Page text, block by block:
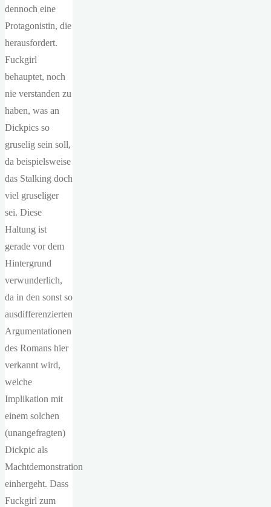
dennoch eine
Protagonistin, die
herausfordert.
Fuckgirl
behauptet, noch
nie verstanden zu
haben, was an
Dickpics so
gruselig sein soll,
da beispielsweise
das Stalking doch
viel gruseliger
sei. Diese
Haltung ist
gerade vor dem
Hintergrund
verwunderlich,
da in den sonst so
ausdifferenzierten
Argumentationen
des Romans hier
verkannt wird,
welche
Implikation mit
einem solchen
(unangefragten)
Dickpic als
Machtdemonstration
einhergeht. Dass
Fuckgirl zum